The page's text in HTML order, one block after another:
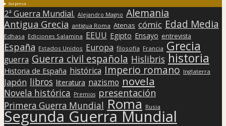
Sorpresa
2ª Guerra Mundial. Alejandro Magno Alemania
Antigua Grecia antigua Roma Atenas cómic Edad Media
Edhasa Ediciones Salamina EEUU Egipto Ensayo entrevista
España Estados Unidos Europa filosofía Francia Grecia
guerra Guerra civil española Hislibris historia
Historia de España histórica Imperio romano Inglaterra
Japón libros literatura nazismo novela
Novela histórica Premios presentación
Primera Guerra Mundial Roma Rusia
Segunda Guerra Mundial